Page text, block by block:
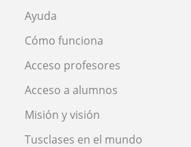
Ayuda
Cómo funciona
Acceso profesores
Acceso a alumnos
Misión y visión
Tusclases en el mundo